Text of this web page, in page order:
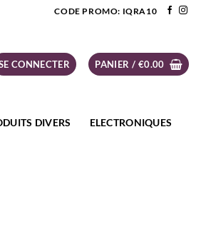
CODE PROMO: IQRA10
CONNECTER PANIER / €0.00
DIVERS ELECTRONIQUES